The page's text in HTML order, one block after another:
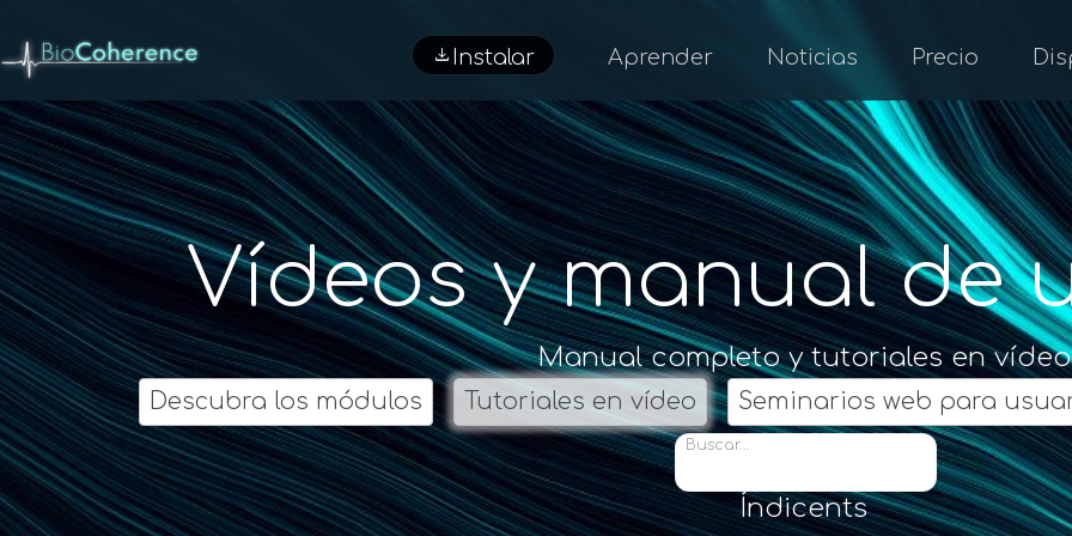
download Instalar Aprender Noticias Precio
Vídeos y manual de
Manual completo y tutoriales en vídeo
Descubra los módulos Tutoriales en vídeo Seminarios web para
Buscar...
Índicents